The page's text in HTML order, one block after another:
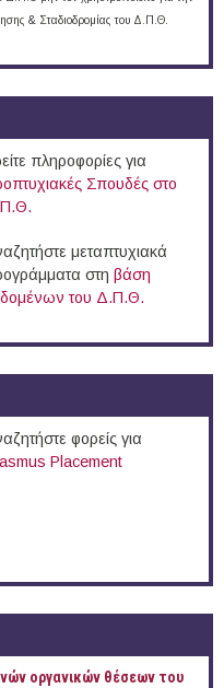
& Σταδιοδρομίας του Δ.Π.Θ.
πληροφορίες για
Σπουδές στο
μεταπτυχιακά
στη βάση
του Δ.Π.Θ.
φορείς για
Placement
οργανικών θέσεων του